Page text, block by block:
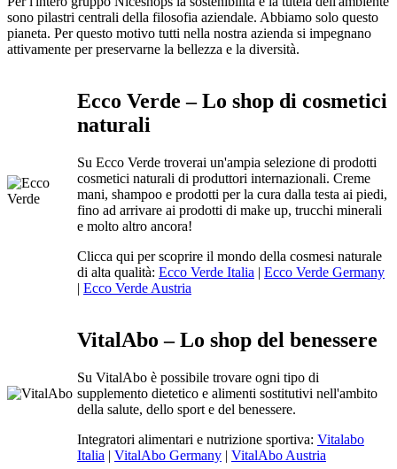
sono pilastri centrali della filosofia aziendale. Abbiamo solo questo
pianeta. Per questo motivo tutti nella nostra azienda si impegnano
attivamente per preservarne la bellezza e la diversità.
Ecco Verde – Lo shop di cosmetici
naturali
Su Ecco Verde troverai un'ampia selezione di prodotti
cosmetici naturali di produttori internazionali. Creme
mani, shampoo e prodotti per la cura dalla testa ai piedi,
fino ad arrivare ai prodotti di make up, trucchi minerali
e molto altro ancora!
Clicca qui per scoprire il mondo della cosmesi naturale
di alta qualità: Ecco Verde Italia | Ecco Verde Germany
| Ecco Verde Austria
VitalAbo – Lo shop del benessere
Su VitalAbo è possibile trovare ogni tipo di
supplemento dietetico e alimenti sostitutivi nell'ambito
della salute, dello sport e del benessere.
Integratori alimentari e nutrizione sportiva: Vitalabo
Italia | VitalAbo Germany | VitalAbo Austria